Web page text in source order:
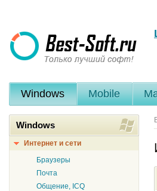
Windows Mobile
Windows
Интернет и сети
Браузеры
Почта
Общение, ICQ